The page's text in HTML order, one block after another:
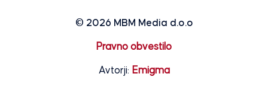
© 2026 MBM Media d.o.o
Pravno obvestilo
Avtorji: Emigma